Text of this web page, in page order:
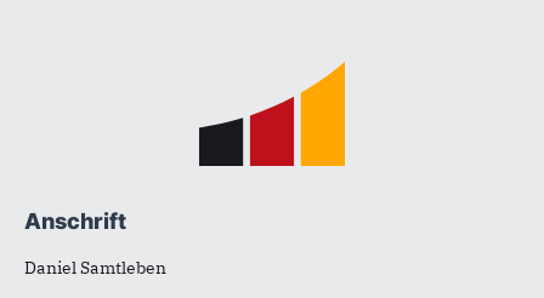
Anschrift
Daniel Samtleben